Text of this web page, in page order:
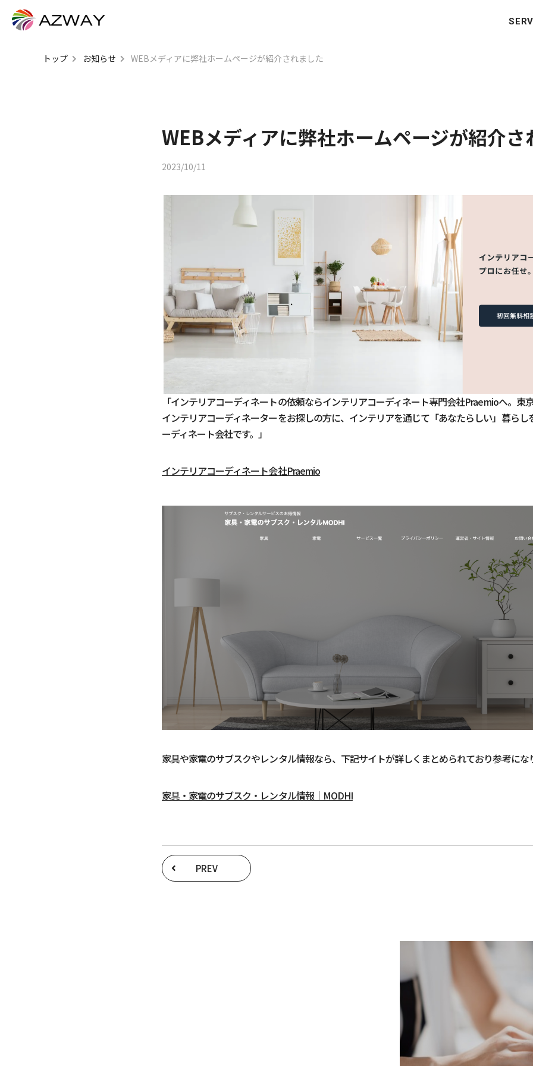
トップ お知らせ WEBメディアに弊社ホームページが紹介されました
WEBメディアに弊社ホームページが紹介さ
2023/10/11
「インテリアコーディネートの依頼ならインテリアコーディネート専門会社Praemioへ。東
インテリアコーディネーターをお探しの方に、インテリアを通じて「あなたらしい」暮ら
ーディネート会社です。」
インテリアコーディネート会社Praemio
家具や家電のサブスクやレンタル情報なら、下記サイトが詳しくまとめられており参考にな
家具・家電のサブスク・レンタル情報｜MODHI
PREV